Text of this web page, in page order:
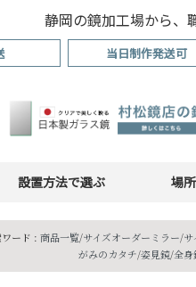
静岡の鏡加工場から、
当日制作発送可
設置方法で選ぶ 場
ード : 商品一覧/サイズオーダーミラー/サ
がみのカタチ/姿見鏡/全身